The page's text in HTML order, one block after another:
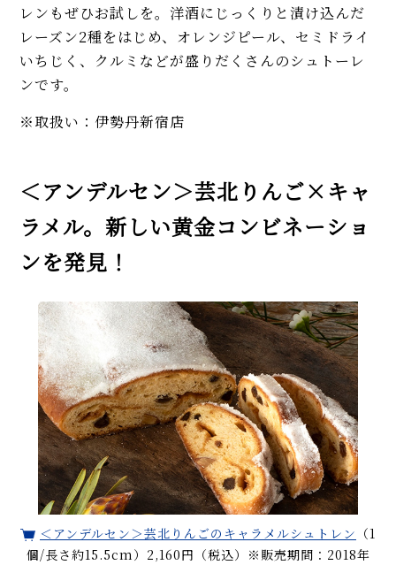
レンもぜひお試しを。洋酒にじっくりと漬け込んだ
レーズン2種をはじめ、オレンジピール、セミドライ
いちじく、クルミなどが盛りだくさんのシュトーレ
ンです。
※取扱い：伊勢丹新宿店
＜アンデルセン＞芸北りんご×キャ
ラメル。新しい黄金コンビネーショ
ンを発見！
＜アンデルセン＞芸北りんごのキャラメルシュトレン （1
個/長さ約15.5cm）2,160円（税込）※販売期間：2018年